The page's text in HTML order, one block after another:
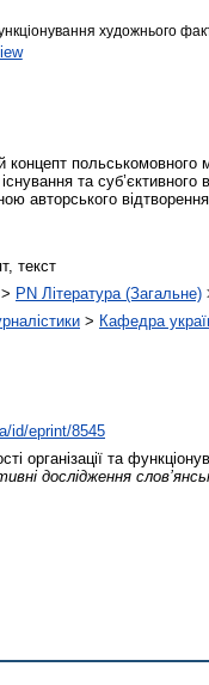
художнього
концепт
існування та
авторського
текст
> PN Література (Загальне)
> Кафедра
id/eprint/8545
організації та
дослідження